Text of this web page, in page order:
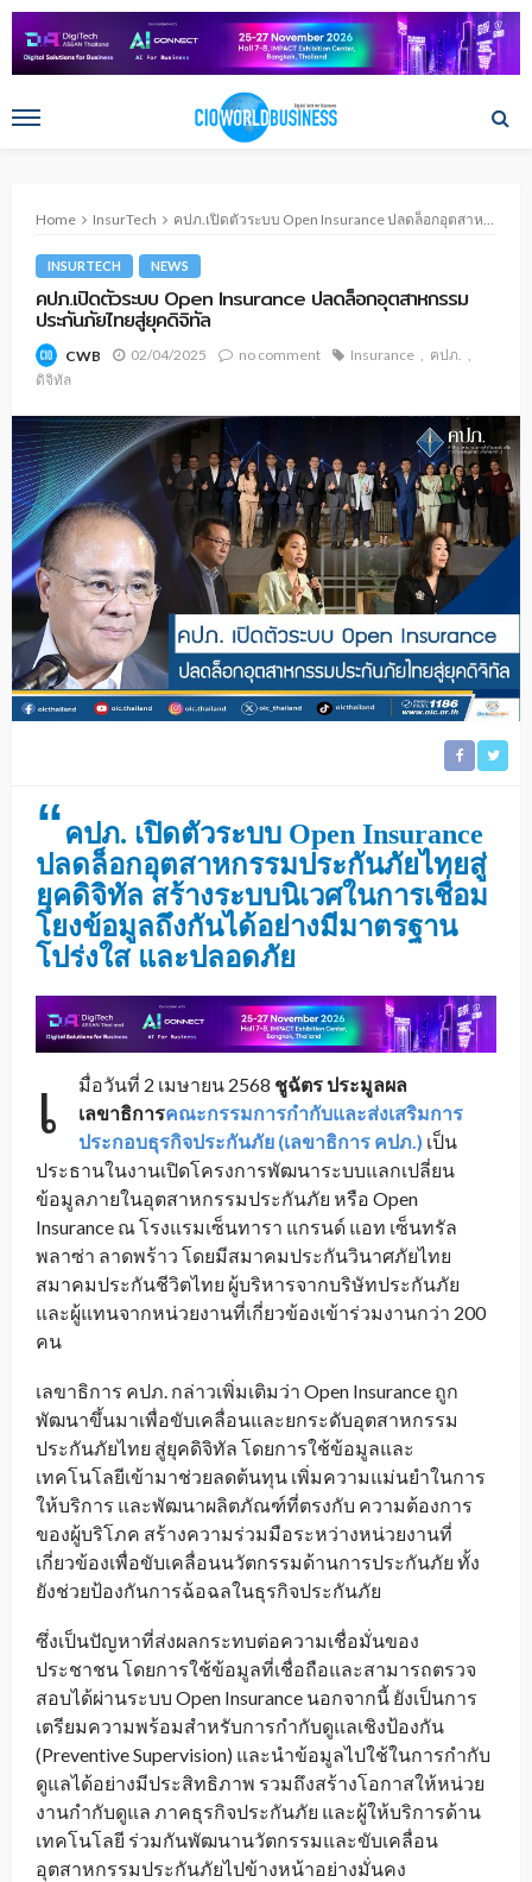
Home InsurTech คปภ.เปิดตัวระบบ Open Insurance ปลดล็อกอุตสาหกรรมประกันภัยไทยสู่ยุคดิจิทัล
INSURTECH NEWS
คปภ.เปิดตัวระบบ Open Insurance ปลดล็อกอุตสาหกรรม
ประกันภัยไทยสู่ยุคดิจิทัล
CWB 02/04/2025 no comment Insurance
คปภ.
ดิจิทัล
“คปภ. เปิดตัวระบบ Open Insurance
ปลดล็อกอุตสาหกรรมประกันภัยไทยสู่
ยุคดิจิทัล สร้างระบบนิเวศในการเชื่อม
โยงข้อมูลถึงกันได้อย่างมีมาตรฐาน
โปร่งใส และปลอดภัย
เ มื่อวันที่ 2 เมษายน 2568 ชูฉัตร ประมูลผล
เลขาธิการคณะกรรมการกำกับและส่งเสริมการ
ประกอบธุรกิจประกันภัย (เลขาธิการ คปภ.) เป็น
ประธานในงานเปิดโครงการพัฒนาระบบแลกเปลี่ยน
ข้อมูลภายในอุตสาหกรรมประกันภัย หรือ Open
Insurance ณ โรงแรมเซ็นทารา แกรนด์ แอท เซ็นทรัล
พลาซ่า ลาดพร้าว โดยมีสมาคมประกันวินาศภัยไทย
สมาคมประกันชีวิตไทย ผู้บริหารจากบริษัทประกันภัย
และผู้แทนจากหน่วยงานที่เกี่ยวข้องเข้าร่วมงานกว่า 200
คน
เลขาธิการ คปภ. กล่าวเพิ่มเติมว่า Open Insurance ถูก
พัฒนาขึ้นมาเพื่อขับเคลื่อนและยกระดับอุตสาหกรรม
ประกันภัยไทย สู่ยุคดิจิทัล โดยการใช้ข้อมูลและ
เทคโนโลยีเข้ามาช่วยลดต้นทุน เพิ่มความแม่นยำในการ
ให้บริการ และพัฒนาผลิตภัณฑ์ที่ตรงกับ ความต้องการ
ของผู้บริโภค สร้างความร่วมมือระหว่างหน่วยงานที่
เกี่ยวข้องเพื่อขับเคลื่อนนวัตกรรมด้านการประกันภัย ทั้ง
ยังช่วยป้องกันการฉ้อฉลในธุรกิจประกันภัย
ซึ่งเป็นปัญหาที่ส่งผลกระทบต่อความเชื่อมั่นของ
ประชาชน โดยการใช้ข้อมูลที่เชื่อถือและสามารถตรวจ
สอบได้ผ่านระบบ Open Insurance นอกจากนี้ ยังเป็นการ
เตรียมความพร้อมสำหรับการกำกับดูแลเชิงป้องกัน
(Preventive Supervision) และนำข้อมูลไปใช้ในการกำกับ
ดูแลได้อย่างมีประสิทธิภาพ รวมถึงสร้างโอกาสให้หน่วย
งานกำกับดูแล ภาคธุรกิจประกันภัย และผู้ให้บริการด้าน
เทคโนโลยี ร่วมกันพัฒนานวัตกรรมและขับเคลื่อน
อุตสาหกรรมประกันภัยไปข้างหน้าอย่างมั่นคง